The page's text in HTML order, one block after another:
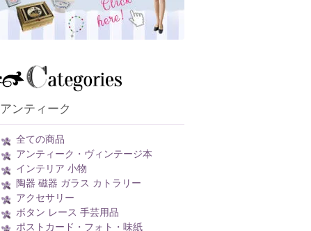
アンティーク
全ての商品
アンティーク・ヴィンテージ本
インテリア 小物
陶器 磁器 ガラス カトラリー
アクセサリー
ボタン レース 手芸用品
ポストカード・フォト・味紙